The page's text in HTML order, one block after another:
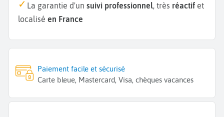
La garantie d'un suivi professionnel, très réactif et
localisé en France
Paiement facile et sécurisé
Carte bleue, Mastercard, Visa, chèques vacances